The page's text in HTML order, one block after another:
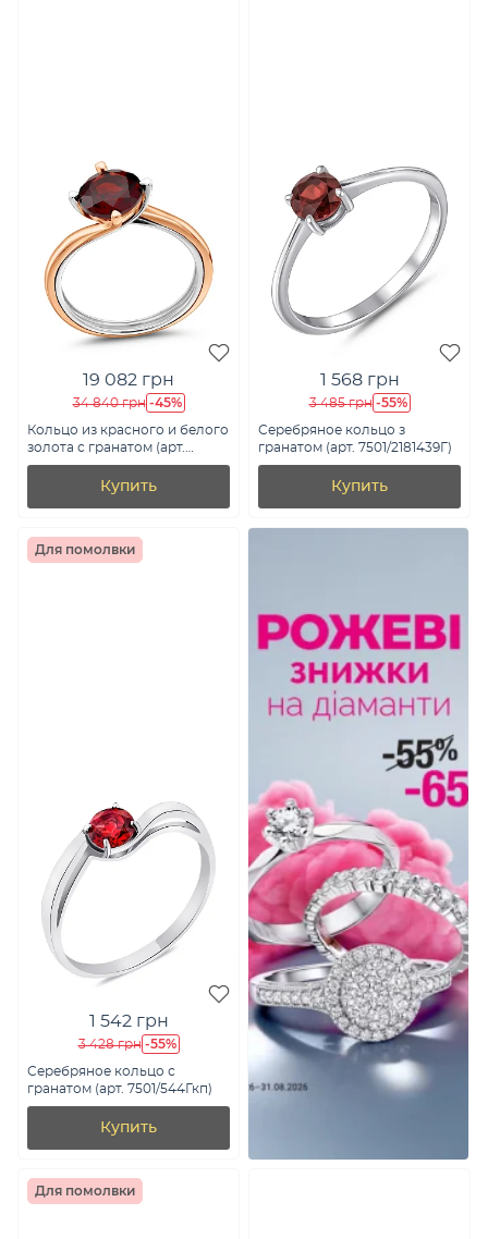
19 082 грн
34 840 грн -45%
Кольцо из красного и белого
золота с гранатом (арт.
140811Пкбк)
Купить
1 568 грн
3 485 грн -55%
Серебряное кольцо з
гранатом (арт. 7501/2181439Г)
Купить
Для помолвки
1 542 грн
3 428 грн -55%
Серебряное кольцо с
гранатом (арт. 7501/544Гкп)
Купить
Для помолвки